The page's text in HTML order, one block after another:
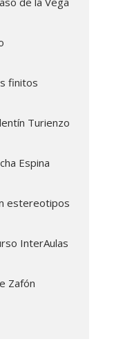
finitos
Turienzo
Espina
estereotipos
InterAulas
Zafón